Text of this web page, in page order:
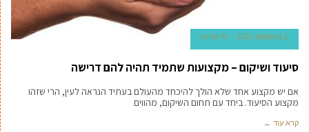
2 באוגוסט 2022 גל טוויטו
סיעוד ושיקום – מקצועות שתמיד תהיה להם דרישה
אם יש מקצוע אחד שלא הולך להיכחד מהעולם בעתיד הנראה לעין, הרי שזהו
מקצוע הסיעוד. ביחד עם תחום השיקום, מהווים
קרא עוד ←